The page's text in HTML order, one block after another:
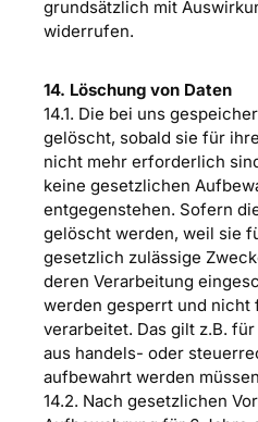
grundsätzlich mit
widerrufen.
14. Löschung von Daten
14.1. Die bei uns
gelöscht, sobald sie für
nicht mehr erforderlich
keine gesetzlichen
entgegenstehen. Sofern
gelöscht werden, weil sie
gesetzlich zulässige
deren Verarbeitung
werden gesperrt und nicht
verarbeitet. Das gilt z.B.
aus handels- oder
aufbewahrt werden
14.2. Nach gesetzlichen